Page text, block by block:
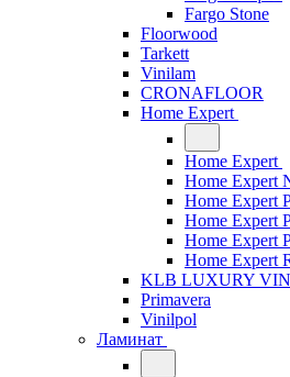
Fargo Stone
Floorwood
Tarkett
Vinilam
CRONAFLOOR
Home Expert
Home Expert
Home Expert
Home Expert
Home Expert
Home Expert
Home Expert
KLB LUXURY
Primavera
Vinilpol
Ламинат